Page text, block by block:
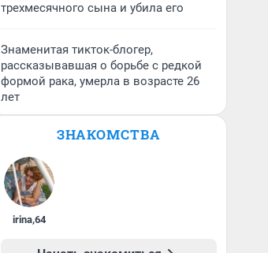
трехмесячного сына и убила его
Знаменитая тикток-блогер,
рассказывавшая о борьбе с редкой
формой рака, умерла в возрасте 26
лет
ЗНАКОМСТВА
irina,64